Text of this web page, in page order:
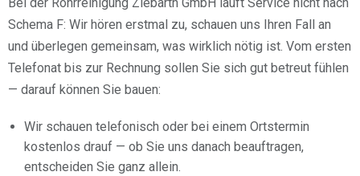
Bei der Rohrreinigung Ziebarth GmbH läuft Service nicht nach
Schema F: Wir hören erstmal zu, schauen uns Ihren Fall an
und überlegen gemeinsam, was wirklich nötig ist. Vom ersten
Telefonat bis zur Rechnung sollen Sie sich gut betreut fühlen
— darauf können Sie bauen:
Wir schauen telefonisch oder bei einem Ortstermin
kostenlos drauf — ob Sie uns danach beauftragen,
entscheiden Sie ganz allein.